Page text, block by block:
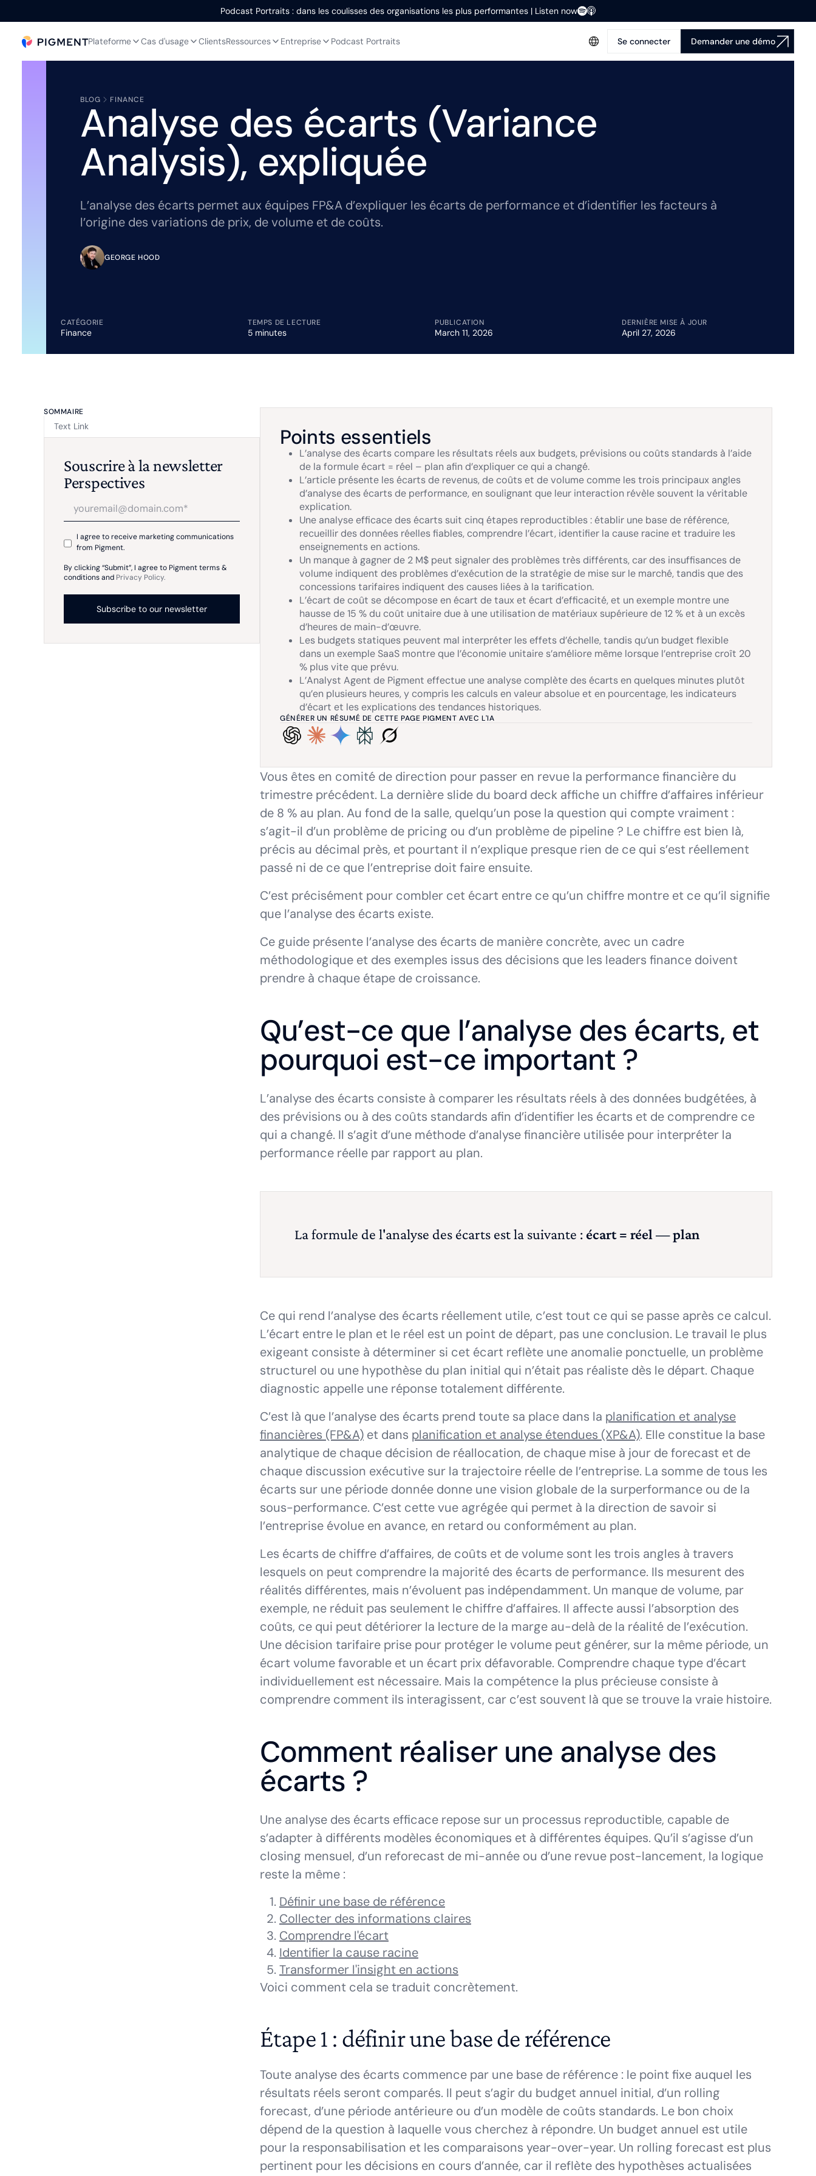
Podcast Portraits : dans les coulisses des organisations les plus performantes | Listen now
Plateforme Cas d'usage ClientsRessources Entreprise Podcast Portraits Se connecter Demander une démo
BLOG FINANCE
Analyse des écarts (Variance
Analysis), expliquée
L’analyse des écarts permet aux équipes FP&A d’expliquer les écarts de performance et d’identifier les facteurs à
l’origine des variations de prix, de volume et de coûts.
GEORGE HOOD
CATÉGORIE
Finance
TEMPS DE LECTURE
5 minutes
PUBLICATION
March 11, 2026
DERNIÈRE MISE À JOUR
April 27, 2026
SOMMAIRE
Text Link
Souscrire à la newsletter
Perspectives
I agree to receive marketing communications
from Pigment.
By clicking “Submit”, I agree to Pigment terms &
conditions and Privacy Policy.
Points essentiels
L’analyse des écarts compare les résultats réels aux budgets, prévisions ou coûts standards à l’aide
de la formule écart = réel – plan afin d’expliquer ce qui a changé.
L’article présente les écarts de revenus, de coûts et de volume comme les trois principaux angles
d’analyse des écarts de performance, en soulignant que leur interaction révèle souvent la véritable
explication.
Une analyse efficace des écarts suit cinq étapes reproductibles : établir une base de référence,
recueillir des données réelles fiables, comprendre l’écart, identifier la cause racine et traduire les
enseignements en actions.
Un manque à gagner de 2 M$ peut signaler des problèmes très différents, car des insuffisances de
volume indiquent des problèmes d’exécution de la stratégie de mise sur le marché, tandis que des
concessions tarifaires indiquent des causes liées à la tarification.
L’écart de coût se décompose en écart de taux et écart d’efficacité, et un exemple montre une
hausse de 15 % du coût unitaire due à une utilisation de matériaux supérieure de 12 % et à un excès
d’heures de main-d’œuvre.
Les budgets statiques peuvent mal interpréter les effets d’échelle, tandis qu’un budget flexible
dans un exemple SaaS montre que l’économie unitaire s’améliore même lorsque l’entreprise croît 20
% plus vite que prévu.
L’Analyst Agent de Pigment effectue une analyse complète des écarts en quelques minutes plutôt
qu’en plusieurs heures, y compris les calculs en valeur absolue et en pourcentage, les indicateurs
d’écart et les explications des tendances historiques.
GÉNÉRER UN RÉSUMÉ DE CETTE PAGE PIGMENT AVEC L'IA
Vous êtes en comité de direction pour passer en revue la performance financière du
trimestre précédent. La dernière slide du board deck affiche un chiffre d’affaires inférieur
de 8 % au plan. Au fond de la salle, quelqu’un pose la question qui compte vraiment :
s’agit-il d’un problème de pricing ou d’un problème de pipeline ? Le chiffre est bien là,
précis au décimal près, et pourtant il n’explique presque rien de ce qui s’est réellement
passé ni de ce que l’entreprise doit faire ensuite.
C’est précisément pour combler cet écart entre ce qu’un chiffre montre et ce qu’il signifie
que l’analyse des écarts existe.
Ce guide présente l’analyse des écarts de manière concrète, avec un cadre
méthodologique et des exemples issus des décisions que les leaders finance doivent
prendre à chaque étape de croissance.
Qu’est-ce que l’analyse des écarts, et
pourquoi est-ce important ?
L’analyse des écarts consiste à comparer les résultats réels à des données budgétées, à
des prévisions ou à des coûts standards afin d’identifier les écarts et de comprendre ce
qui a changé. Il s’agit d’une méthode d’analyse financière utilisée pour interpréter la
performance réelle par rapport au plan.
La formule de l'analyse des écarts est la suivante : écart = réel — plan
Ce qui rend l’analyse des écarts réellement utile, c’est tout ce qui se passe après ce calcul.
L’écart entre le plan et le réel est un point de départ, pas une conclusion. Le travail le plus
exigeant consiste à déterminer si cet écart reflète une anomalie ponctuelle, un problème
structurel ou une hypothèse du plan initial qui n’était pas réaliste dès le départ. Chaque
diagnostic appelle une réponse totalement différente.
C’est là que l’analyse des écarts prend toute sa place dans la planification et analyse
financières (FP&A) et dans planification et analyse étendues (XP&A). Elle constitue la base
analytique de chaque décision de réallocation, de chaque mise à jour de forecast et de
chaque discussion exécutive sur la trajectoire réelle de l’entreprise. La somme de tous les
écarts sur une période donnée donne une vision globale de la surperformance ou de la
sous-performance. C’est cette vue agrégée qui permet à la direction de savoir si
l’entreprise évolue en avance, en retard ou conformément au plan.
Les écarts de chiffre d’affaires, de coûts et de volume sont les trois angles à travers
lesquels on peut comprendre la majorité des écarts de performance. Ils mesurent des
réalités différentes, mais n’évoluent pas indépendamment. Un manque de volume, par
exemple, ne réduit pas seulement le chiffre d’affaires. Il affecte aussi l’absorption des
coûts, ce qui peut détériorer la lecture de la marge au-delà de la réalité de l’exécution.
Une décision tarifaire prise pour protéger le volume peut générer, sur la même période, un
écart volume favorable et un écart prix défavorable. Comprendre chaque type d’écart
individuellement est nécessaire. Mais la compétence la plus précieuse consiste à
comprendre comment ils interagissent, car c’est souvent là que se trouve la vraie histoire.
Comment réaliser une analyse des
écarts ?
Une analyse des écarts efficace repose sur un processus reproductible, capable de
s’adapter à différents modèles économiques et à différentes équipes. Qu’il s’agisse d’un
closing mensuel, d’un reforecast de mi-année ou d’une revue post-lancement, la logique
reste la même :
Définir une base de référence
Collecter des informations claires
Comprendre l'écart
Identifier la cause racine
Transformer l'insight en actions
Voici comment cela se traduit concrètement.
Étape 1 : définir une base de référence
Toute analyse des écarts commence par une base de référence : le point fixe auquel les
résultats réels seront comparés. Il peut s’agir du budget annuel initial, d’un rolling
forecast, d’une période antérieure ou d’un modèle de coûts standards. Le bon choix
dépend de la question à laquelle vous cherchez à répondre. Un budget annuel est utile
pour la responsabilisation et les comparaisons year-over-year. Un rolling forecast est plus
pertinent pour les décisions en cours d’année, car il reflète des hypothèses actualisées